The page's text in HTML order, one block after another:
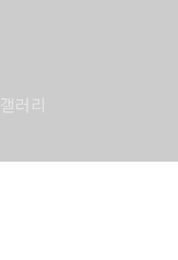
갤러리